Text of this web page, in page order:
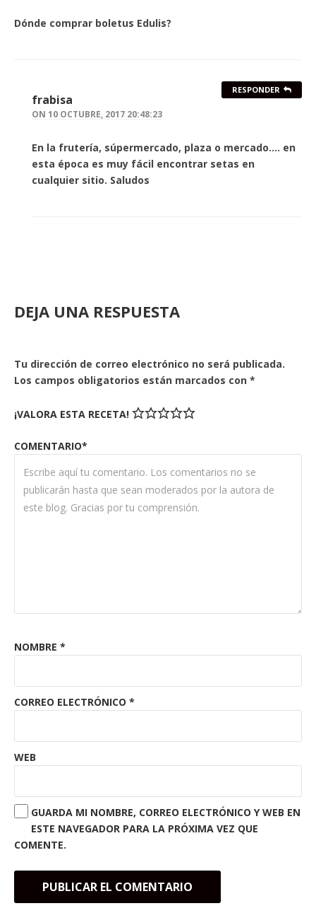
Dónde comprar boletus Edulis?
frabisa
ON 10 OCTUBRE, 2017 20:48:23
En la frutería, súpermercado, plaza o mercado…. en
esta época es muy fácil encontrar setas en
cualquier sitio. Saludos
RESPONDER
DEJA UNA RESPUESTA
Tu dirección de correo electrónico no será publicada.
Los campos obligatorios están marcados con *
¡VALORA ESTA RECETA!
COMENTARIO*
NOMBRE *
CORREO ELECTRÓNICO *
WEB
GUARDA MI NOMBRE, CORREO ELECTRÓNICO Y WEB EN
ESTE NAVEGADOR PARA LA PRÓXIMA VEZ QUE
COMENTE.